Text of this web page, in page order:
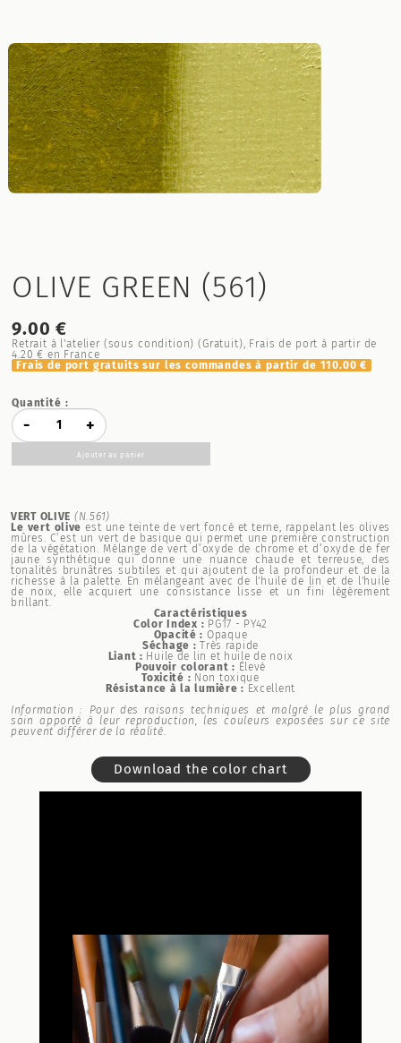
OLIVE GREEN (561)
9.00 €
Retrait à l'atelier (sous condition) (Gratuit), Frais de port à partir de
4.20 € en France
Frais de port gratuits sur les commandes à partir de 110.00 €
Quantité :
- +
Ajouter au panier
VERT OLIVE (N.561)
Le vert olive est une teinte de vert foncé et terne, rappelant les olives
mûres. C’est un vert de basique qui permet une première construction
de la végétation. Mélange de vert d’oxyde de chrome et d’oxyde de fer
jaune synthétique qui donne une nuance chaude et terreuse, des
tonalités brunâtres subtiles et qui ajoutent de la profondeur et de la
richesse à la palette. En mélangeant avec de l'huile de lin et de l'huile
de noix, elle acquiert une consistance lisse et un fini légèrement
brillant.
Caractéristiques
Color Index : PG17 - PY42
Opacité : Opaque
Séchage : Très rapide
Liant : Huile de lin et huile de noix
Pouvoir colorant : Élevé
Toxicité : Non toxique
Résistance à la lumière : Excellent
Information : Pour des raisons techniques et malgré le plus grand
soin apporté à leur reproduction, les couleurs exposées sur ce site
peuvent différer de la réalité.
Download the color chart